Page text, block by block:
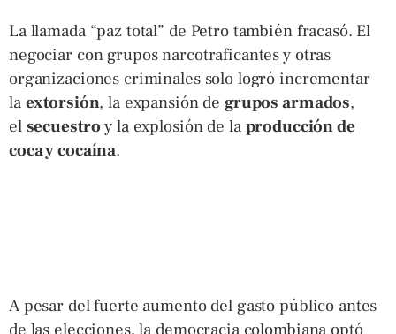
La llamada “paz total” de Petro también fracasó. El
negociar con grupos narcotraficantes y otras
organizaciones criminales solo logró incrementar
la extorsión, la expansión degrupos armados,
el secuestro y la explosión de la producción de
coca y cocaína.
A pesar del fuerte aumento del gasto público antes
de las elecciones, la democracia colombiana optó